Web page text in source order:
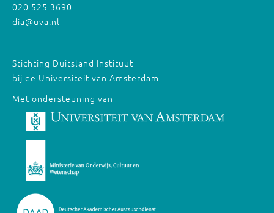
020 525 3690
dia@uva.nl
Stichting Duitsland Instituut
bij de Universiteit van Amsterdam
Met ondersteuning van